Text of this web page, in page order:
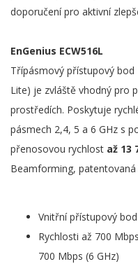
doporučení pro aktivní
EnGenius ECW516L
Třípásmový přístupový bod
Lite) je zvláště vhodný pro
prostředích. Poskytuje
pásmech 2,4, 5 a 6 GHz s
přenosovou rychlost až 13
Beamforming,
Vnitřní přístupový
Rychlosti až 700
700 Mbps (6 GHz)